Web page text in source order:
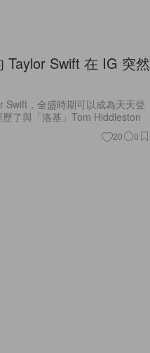
Taylor Swift 在 IG 突然
Swift，全盛時期可以成為天天登
了與「洛基」Tom Hiddleston
20 0